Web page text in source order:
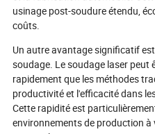
usinage post-soudure étendu,
coûts.
Un autre avantage significatif
soudage. Le soudage laser peut
rapidement que les méthodes
productivité et l'efficacité dans
Cette rapidité est
environnements de production à